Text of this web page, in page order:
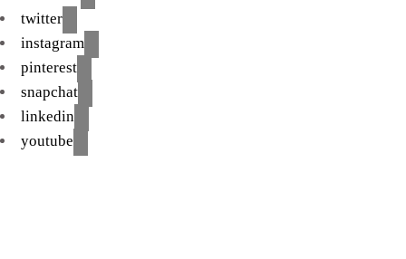
twitter
instagram
pinterest
snapchat
linkedin
youtube